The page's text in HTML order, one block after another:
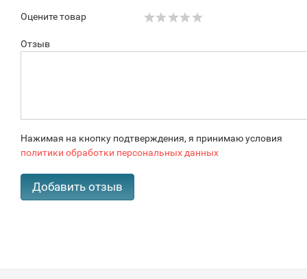
Оцените товар
Отзыв
Нажимая на кнопку подтверждения, я принимаю условия
политики обработки персональных данных